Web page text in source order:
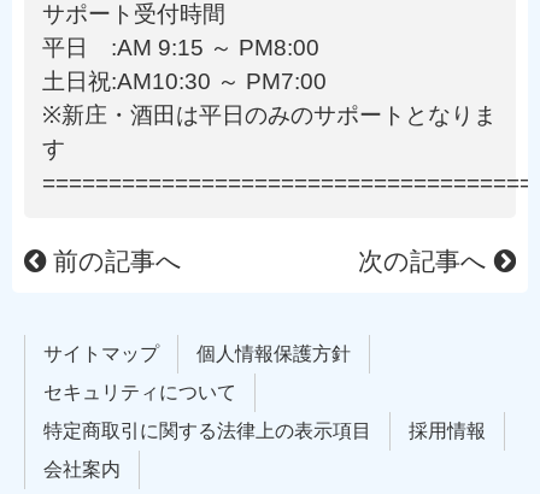
サポート受付時間
平日 :AM 9:15 ～ PM8:00
土日祝:AM10:30 ～ PM7:00
※新庄・酒田は平日のみのサポートとなりま
す
前の記事へ 次の記事へ
サイトマップ
個人情報保護方針
セキュリティについて
特定商取引に関する法律上の表示項目
採用情報
会社案内